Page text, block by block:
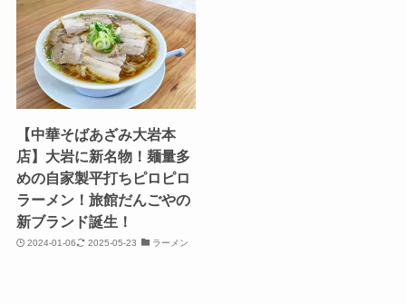
【中華そばあざみ大岩本
店】大岩に新名物！麺量多
めの自家製平打ちピロピロ
ラーメン！旅館だんごやの
新ブランド誕生！
2024-01-06 2025-05-23 ラーメン